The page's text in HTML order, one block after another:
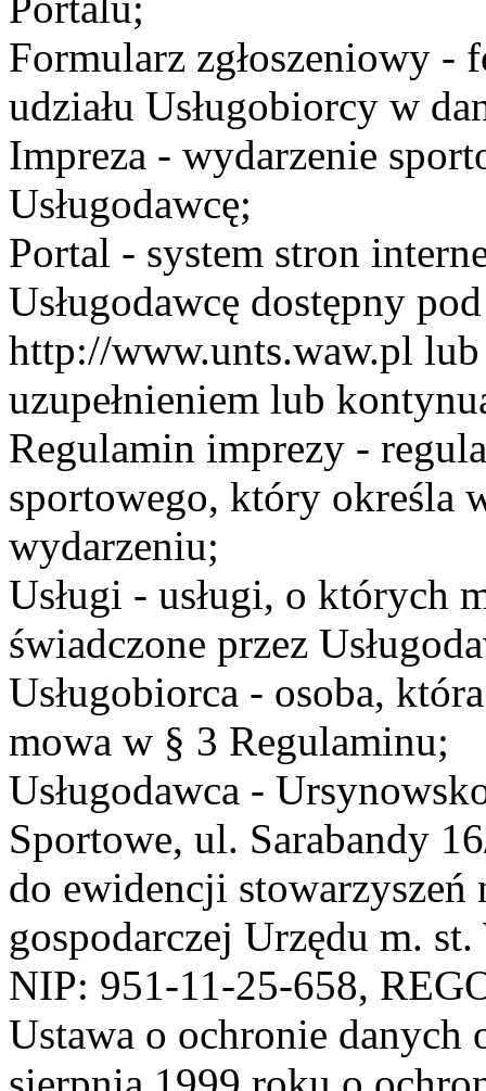
Formularz zgłoszeniowy -
udziału Usługobiorcy w
Impreza - wydarzenie
Usługodawcę;
Portal - system stron
Usługodawcę dostępny
http://www.unts.waw.pl lub
uzupełnieniem lub
Regulamin imprezy -
sportowego, który określa
wydarzeniu;
Usługi - usługi, o których
świadczone przez
Usługobiorca - osoba,
mowa w § 3 Regulaminu;
Usługodawca -
Sportowe, ul. Sarabandy
do ewidencji stowarzyszeń
gospodarczej Urzędu m.
NIP: 951-11-25-658,
Ustawa o ochronie danych